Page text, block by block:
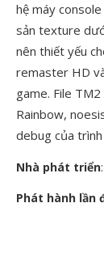
hệ máy
sản texture
nên thiết yếu
remaster HD
game. File
Rainbow,
debug của
Nhà phát triển:
Phát hành lần